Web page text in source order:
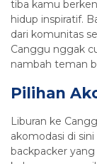
tiba kamu
hidup inspiratif.
dari komunitas
Canggu nggak
nambah teman
Pilihan
Liburan ke
akomodasi di
backpacker